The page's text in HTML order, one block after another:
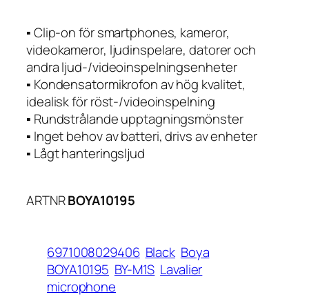
▪ Clip-on för smartphones, kameror,
videokameror, ljudinspelare, datorer och
andra ljud-/videoinspelningsenheter
▪ Kondensatormikrofon av hög kvalitet,
idealisk för röst-/videoinspelning
▪ Rundstrålande upptagningsmönster
▪ Inget behov av batteri, drivs av enheter
▪ Lågt hanteringsljud
ARTNRBOYA10195
6971008029406 Black Boya
BOYA10195 BY-M1S Lavalier
microphone